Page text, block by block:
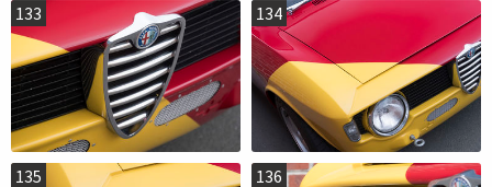
133 134
135 136